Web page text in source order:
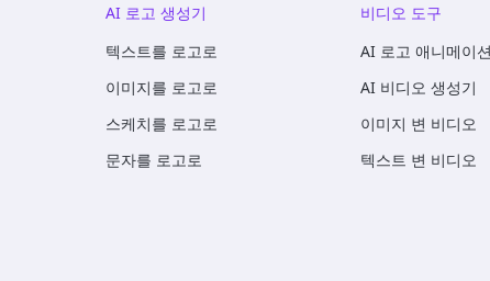
AI 로고 생성기
텍스트를 로고로
이미지를 로고로
스케치를 로고로
문자를 로고로
비디오 도구
AI 로고 애니메이션
AI 비디오 생성기
이미지 변 비디오
텍스트 변 비디오